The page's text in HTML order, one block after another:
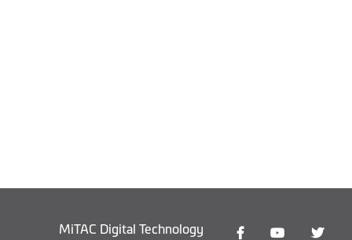
MiTAC Digital Technology